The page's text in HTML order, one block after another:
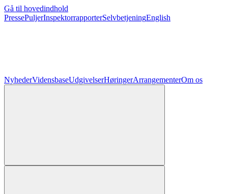
Gå til hovedindhold
PressePuljerInspektorrapporterSelvbetjeningEnglish
NyhederVidensbaseUdgivelserHøringerArrangementerOm os